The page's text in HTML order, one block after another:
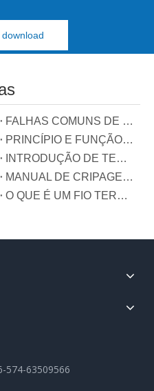
FALHAS COMUNS DE TERMINAIS
PRINCÍPIO E FUNÇÃO DOS TRÊS FIOS CONECTADOS AO CONECTOR DE COMPENSAÇÃO DE POTÊNCIA REATIVA
INTRODUÇÃO DE TERMINAIS DE MOLA
MANUAL DE CRIPAGEM DE TERMINAIS
O QUE É UM FIO TERRA?
574-63509566